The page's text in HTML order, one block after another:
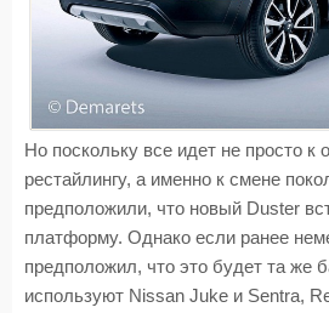
Но поскольку все идет не просто к
рестайлингу, а именно к смене
предположили, что новый Duster
платформу. Однако если ранее
предположил, что это будет та же
используют Nissan Juke и Sentra,